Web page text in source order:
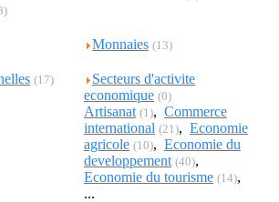
Monnaies (13)
(17)
Secteurs d'activite
economique (0)
Artisanat (1), Commerce
international (21), Economie
agricole (10), Economie du
developpement (40),
Economie du tourisme (14),
...